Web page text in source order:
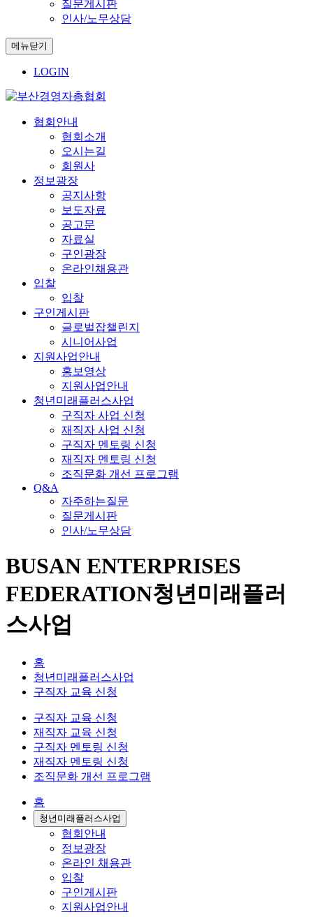
질문게시판
인사/노무상담
메뉴닫기
LOGIN
협회안내
협회소개
오시는길
회원사
정보광장
공지사항
보도자료
공고문
자료실
구인광장
온라인채용관
입찰
입찰
구인게시판
글로벌잡챌린지
시니어사업
지원사업안내
홍보영상
지원사업안내
청년미래플러스사업
구직자 사업 신청
재직자 사업 신청
구직자 멘토링 신청
재직자 멘토링 신청
조직문화 개선 프로그램
Q&A
자주하는질문
질문게시판
인사/노무상담
BUSAN ENTERPRISES
FEDERATION청년미래플러
스사업
홈
청년미래플러스사업
구직자 교육 신청
구직자 교육 신청
재직자 교육 신청
구직자 멘토링 신청
재직자 멘토링 신청
조직문화 개선 프로그램
홈
청년미래플러스사업
협회안내
정보광장
온라인 채용관
입찰
구인게시판
지원사업안내